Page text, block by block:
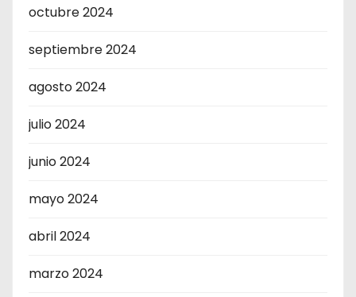
octubre 2024
septiembre 2024
agosto 2024
julio 2024
junio 2024
mayo 2024
abril 2024
marzo 2024